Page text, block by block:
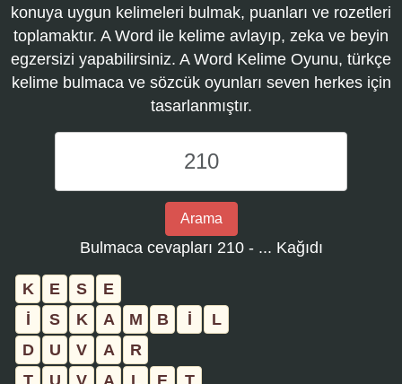
konuya uygun kelimeleri bulmak, puanları ve rozetleri
toplamaktır. A Word ile kelime avlayıp, zeka ve beyin
egzersizi yapabilirsiniz. A Word Kelime Oyunu, türkçe
kelime bulmaca ve sözcük oyunları seven herkes için
tasarlanmıştır.
Word
Kelime
Oyunu
bulmaca
ve
aramayı
Arama
Bulmaca cevapları 210 - ... Kağıdı
K E S
E
İ
S K A M B İ
L
D
U V A
R